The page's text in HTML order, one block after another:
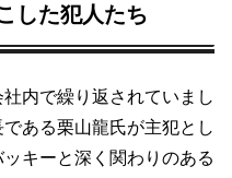
した犯人たち
内で繰り返されていまし
ある栗山龍氏が主犯とし
キーと深く関わりのある